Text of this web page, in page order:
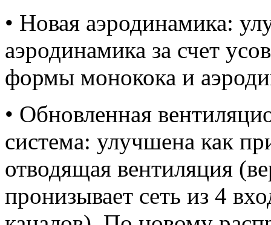
• Новая аэродинамика:
аэродинамика за счет
формы монокока и
• Обновленная
система: улучшена как
отводящая вентиляция
пронизывает сеть из 4